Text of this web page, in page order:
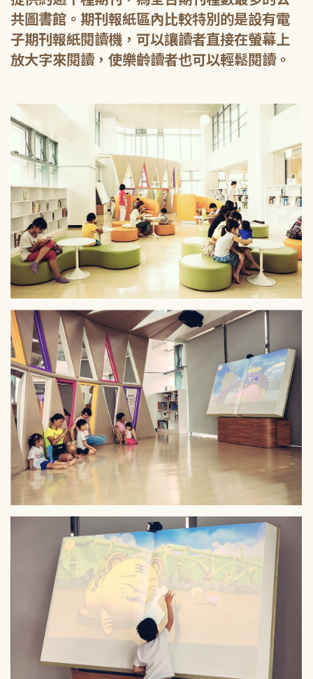
共圖書館。期刊報紙區內比較特別的是設有電
子期刊報紙閱讀機，可以讓讀者直接在螢幕上
放大字來閱讀，使樂齡讀者也可以輕鬆閱讀。